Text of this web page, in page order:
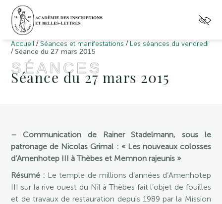
Accueil / Séances et manifestations / Les séances du vendredi
/Séance du 27 mars 2015
SÉANCES
Séance du 27 mars 2015
– Communication de Rainer Stadelmann, sous le
patronage de Nicolas Grimal : « Les nouveaux colosses
d’Amenhotep III à Thèbes et Memnon rajeunis »
Résumé : Le temple de millions d’années d’Amenhotep
III sur la rive ouest du Nil à Thèbes fait l’objet de fouilles
et de travaux de restauration depuis 1989 par la Mission